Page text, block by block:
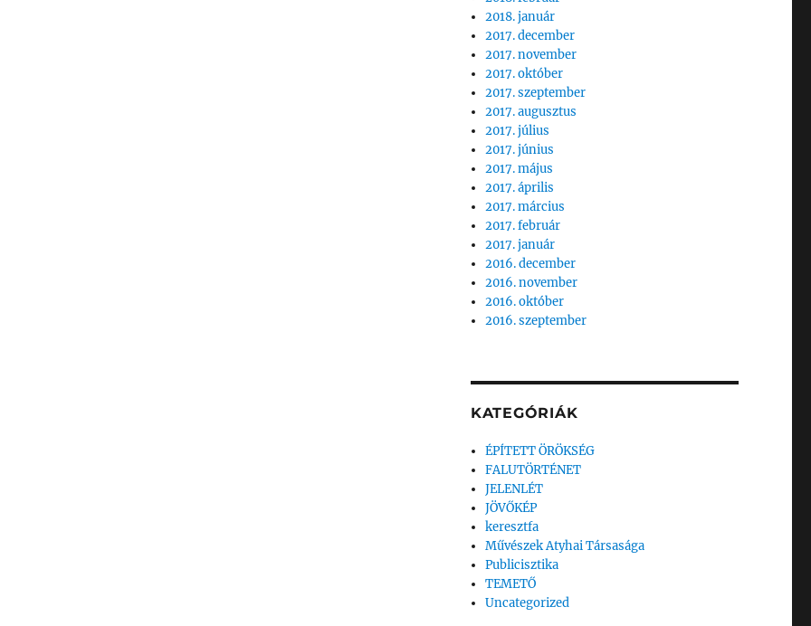
2018. január
2017. december
2017. november
2017. október
2017. szeptember
2017. augusztus
2017. július
2017. június
2017. május
2017. április
2017. március
2017. február
2017. január
2016. december
2016. november
2016. október
2016. szeptember
KATEGÓRIÁK
ÉPÍTETT ÖRÖKSÉG
FALUTÖRTÉNET
JELENLÉT
JÖVŐKÉP
keresztfa
Művészek Atyhai Társasága
Publicisztika
TEMETŐ
Uncategorized